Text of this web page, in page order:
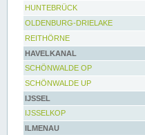
HUNTEBRÜCK
OLDENBURG-DRIELAKE
REITHÖRNE
HAVELKANAL
SCHÖNWALDE OP
SCHÖNWALDE UP
IJSSEL
IJSSELKOP
ILMENAU